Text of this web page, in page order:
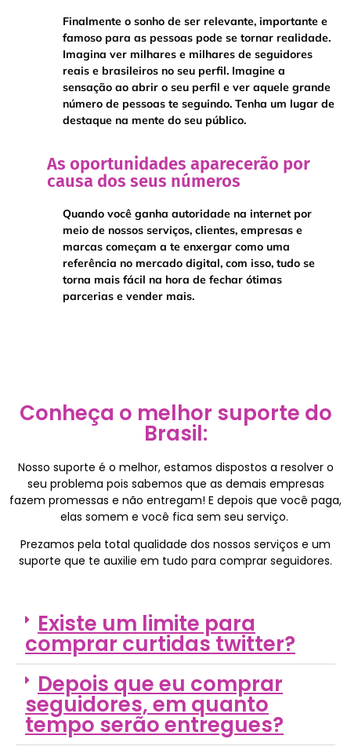
Finalmente o sonho de ser relevante, importante e
famoso para as pessoas pode se tornar realidade.
Imagina ver milhares e milhares de seguidores
reais e brasileiros no seu perfil. Imagine a
sensação ao abrir o seu perfil e ver aquele grande
número de pessoas te seguindo. Tenha um lugar de
destaque na mente do seu público.
As oportunidades aparecerão por
causa dos seus números
Quando você ganha autoridade na internet por
meio de nossos serviços, clientes, empresas e
marcas começam a te enxergar como uma
referência no mercado digital, com isso, tudo se
torna mais fácil na hora de fechar ótimas
parcerias e vender mais.
Conheça o melhor suporte do
Brasil:
Nosso suporte é o melhor, estamos dispostos a resolver o
seu problema pois sabemos que as demais empresas
fazem promessas e não entregam! E depois que você paga,
elas somem e você fica sem seu serviço.
Prezamos pela total qualidade dos nossos serviços e um
suporte que te auxilie em tudo para comprar seguidores.
Existe um limite para
comprar curtidas twitter?
Depois que eu comprar
seguidores, em quanto
tempo serão entregues?